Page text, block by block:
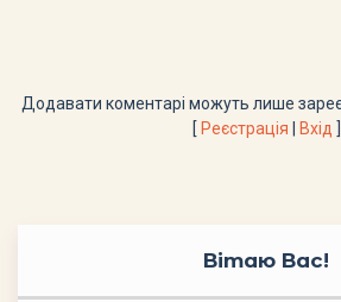
Додавати коментарі можуть лише
[ Реєстрація Вхід
Вітаю Вас!